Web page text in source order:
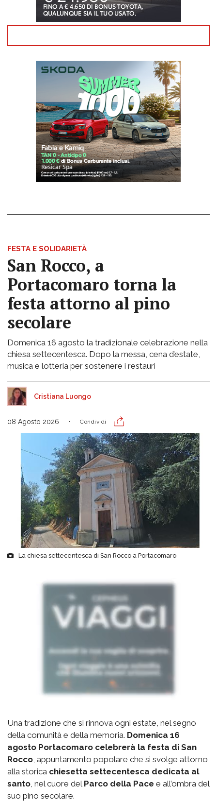
FESTA E SOLIDARIETÀ
San Rocco, a
Portacomaro torna la
festa attorno al pino
secolare
Domenica 16 agosto la tradizionale celebrazione nella
chiesa settecentesca. Dopo la messa, cena d’estate,
musica e lotteria per sostenere i restauri
Cristiana Luongo
08 Agosto 2026 Condividi
La chiesa settecentesca di San Rocco a Portacomaro
Una tradizione che si rinnova ogni estate, nel segno
della comunità e della memoria. Domenica 16
agosto Portacomaro celebrerà la festa di San
Rocco , appuntamento popolare che si svolge attorno
alla storica chiesetta settecentesca dedicata al
santo , nel cuore del Parco della Pace e all’ombra del
suo pino secolare.